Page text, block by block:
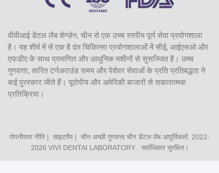
वीवीआई डेंटल लैब शेन्ज़ेन, चीन से एक उच्च स्तरीय पूर्ण सेवा प्रयोगशाला
है। यह शीर्ष में से एक है दंत चिकित्सा प्रयोगशालाओं में सीई, आईएसओ और
एफडीए के साथ प्रमाणित और आधुनिक मशीनों से सुसज्जित है। उच्च
गुणवत्ता, त्वरित टर्नअराउंड समय और पेशेवर सेवाओं के प्रति प्रतिबद्धता ने
कई पुरस्कार जीते हैं। यूरोपीय और अमेरिकी बाजारों से सकारात्मक
प्रतिक्रिया।
गोपनीयता नीति | साइटमैप | चीन अच्छी गुणवत्ता चीन डेंटल लैब आपूर्तिकर्ता. 2022-
2026 VIVI DENTAI LABORATORY. सर्वाधिकार सुरक्षित।